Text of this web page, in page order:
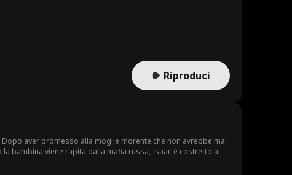
Riproduci